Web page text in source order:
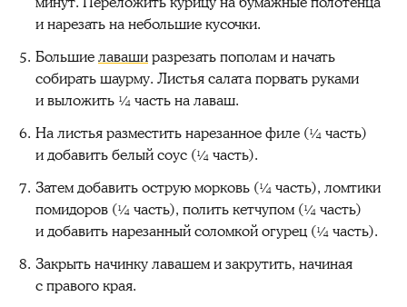
и нарезать на небольшие кусочки.
Большиелаваширазрезать пополам и начать
собирать шаурму. Листья салата порвать руками
и выложить ¼ часть на лаваш.
На листья разместить нарезанное филе (¼ часть)
и добавить белый соус (¼ часть).
Затем добавить острую морковь (¼ часть), ломтики
помидоров (¼ часть), полить кетчупом (¼ часть)
и добавить нарезанный соломкой огурец (¼ часть).
Закрыть начинку лавашем и закрутить, начиная
с правого края.